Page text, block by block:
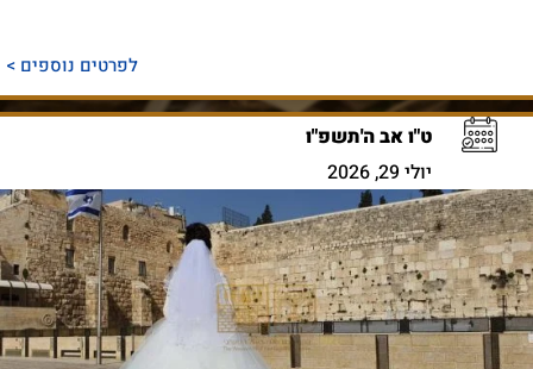
לפרטים נוספים >
ט"ו אב ה'תשפ"ו
יולי 29, 2026